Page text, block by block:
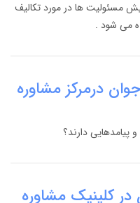
مسئولیت ها در مورد تکالیف
می شود .
درمرکز مشاوره
دارند؟
کلینیک مشاوره